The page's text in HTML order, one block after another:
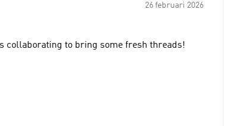
26 februari 2026
collaborating to bring some fresh threads!